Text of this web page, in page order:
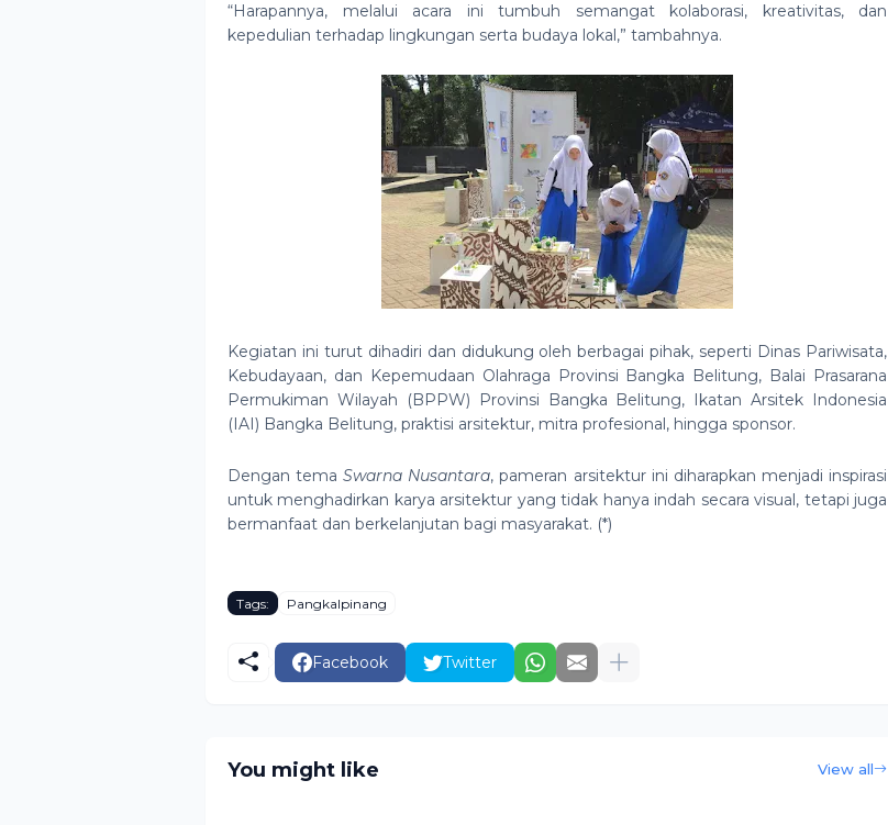
“Harapannya, melalui acara ini tumbuh semangat kolaborasi, kreativitas, dan
kepedulian terhadap lingkungan serta budaya lokal,” tambahnya.
Kegiatan ini turut dihadiri dan didukung oleh berbagai pihak, seperti Dinas Pariwisata,
Kebudayaan, dan Kepemudaan Olahraga Provinsi Bangka Belitung, Balai Prasarana
Permukiman Wilayah (BPPW) Provinsi Bangka Belitung, Ikatan Arsitek Indonesia
(IAI) Bangka Belitung, praktisi arsitektur, mitra profesional, hingga sponsor.
Dengan temaSwarna Nusantara, pameran arsitektur ini diharapkan menjadi inspirasi
untuk menghadirkan karya arsitektur yang tidak hanya indah secara visual, tetapi juga
bermanfaat dan berkelanjutan bagi masyarakat. (*)
Tags: Pangkalpinang
Facebook Twitter
You might like View all